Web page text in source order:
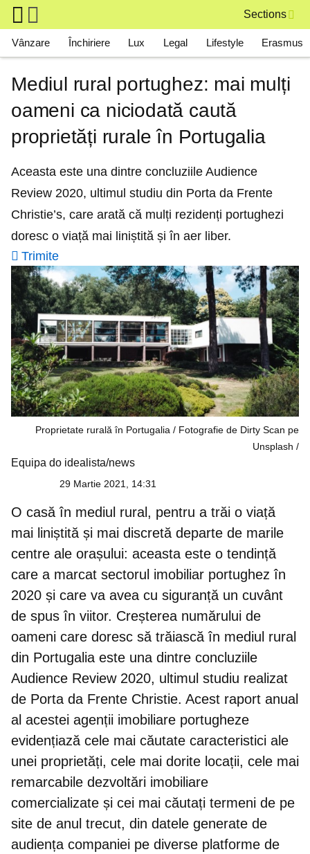
Skip to main content
Sections
Main navigation
Vânzare Închiriere Lux Legal Lifestyle Erasmus
Mediul rural portughez: mai mulți
oameni ca niciodată caută
proprietăți rurale în Portugalia
Aceasta este una dintre concluziile Audience
Review 2020, ultimul studiu din Porta da Frente
Christie’s, care arată că mulți rezidenți portughezi
doresc o viață mai liniștită și în aer liber.
Trimite
Proprietate rurală în Portugalia / Fotografie de Dirty Scan pe
Unsplash
Equipa do idealista/news
29 Martie 2021, 14:31
O casă în mediul rural, pentru a trăi o viață
mai liniștită și mai discretă departe de marile
centre ale orașului: aceasta este o tendință
care a marcat sectorul imobiliar portughez în
2020 și care va avea cu siguranță un cuvânt
de spus în viitor. Creșterea numărului de
oameni care doresc să trăiască în mediul rural
din Portugalia este una dintre concluziile
Audience Review 2020, ultimul studiu realizat
de Porta da Frente Christie. Acest raport anual
al acestei agenții imobiliare portugheze
evidențiază cele mai căutate caracteristici ale
unei proprietăți, cele mai dorite locații, cele mai
remarcabile dezvoltări imobiliare
comercializate și cei mai căutați termeni de pe
site de anul trecut, din datele generate de
audiența companiei pe diverse platforme de